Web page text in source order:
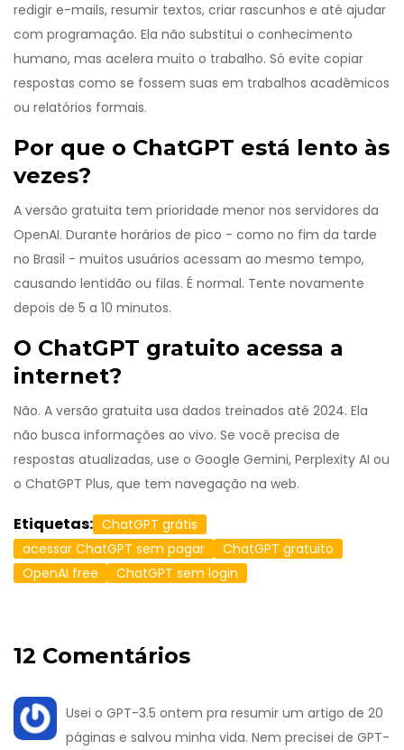
redigir e-mails, resumir textos, criar rascunhos e até ajudar
com programação. Ela não substitui o conhecimento
humano, mas acelera muito o trabalho. Só evite copiar
respostas como se fossem suas em trabalhos acadêmicos
ou relatórios formais.
Por que o ChatGPT está lento às
vezes?
A versão gratuita tem prioridade menor nos servidores da
OpenAI. Durante horários de pico - como no fim da tarde
no Brasil - muitos usuários acessam ao mesmo tempo,
causando lentidão ou filas. É normal. Tente novamente
depois de 5 a 10 minutos.
O ChatGPT gratuito acessa a
internet?
Não. A versão gratuita usa dados treinados até 2024. Ela
não busca informações ao vivo. Se você precisa de
respostas atualizadas, use o Google Gemini, Perplexity AI ou
o ChatGPT Plus, que tem navegação na web.
Etiquetas: ChatGPT grátis
acessar ChatGPT sem pagar
ChatGPT gratuito
OpenAI free
ChatGPT sem login
12 Comentários
Usei o GPT-3.5 ontem pra resumir um artigo de 20
páginas e salvou minha vida. Nem precisei de GPT-